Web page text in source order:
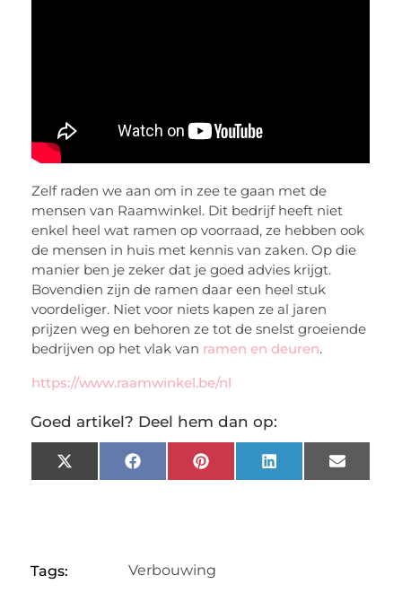
Zelf raden we aan om in zee te gaan met de
mensen van Raamwinkel. Dit bedrijf heeft niet
enkel heel wat ramen op voorraad, ze hebben ook
de mensen in huis met kennis van zaken. Op die
manier ben je zeker dat je goed advies krijgt.
Bovendien zijn de ramen daar een heel stuk
voordeliger. Niet voor niets kapen ze al jaren
prijzen weg en behoren ze tot de snelst groeiende
bedrijven op het vlak van ramen en deuren.
https://www.raamwinkel.be/nl
Goed artikel? Deel hem dan op:
X
(Twitter)
Facebook Pinterest LinkedIn Email
Tags: Verbouwing